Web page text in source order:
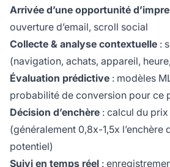
Arrivée d’une opportunité
ouverture d’email, scroll social
Collecte & analyse contextuelle :
(navigation, achats, appareil,
Évaluation prédictive : modèles
probabilité de conversion pour ce
Décision d’enchère : calcul du
(généralement 0,8x-1,5x l’enchère
potentiel)
Suivi en temps réel :